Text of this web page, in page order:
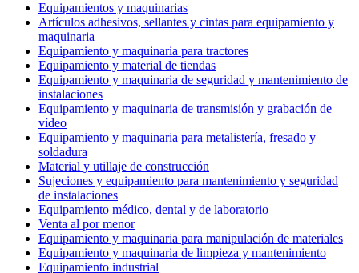
Equipamientos y maquinarias
Artículos adhesivos, sellantes y cintas para equipamiento y
maquinaria
Equipamiento y maquinaria para tractores
Equipamiento y material de tiendas
Equipamiento y maquinaria de seguridad y mantenimiento de
instalaciones
Equipamiento y maquinaria de transmisión y grabación de
vídeo
Equipamiento y maquinaria para metalistería, fresado y
soldadura
Material y utillaje de construcción
Sujeciones y equipamiento para mantenimiento y seguridad
de instalaciones
Equipamiento médico, dental y de laboratorio
Venta al por menor
Equipamiento y maquinaria para manipulación de materiales
Equipamiento y maquinaria de limpieza y mantenimiento
Equipamiento industrial